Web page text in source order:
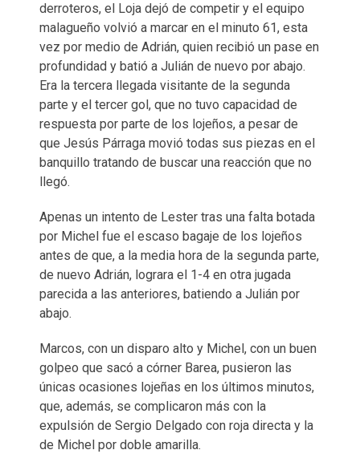
derroteros, el Loja dejó de competir y el equipo
malagueño volvió a marcar en el minuto 61, esta
vez por medio de Adrián, quien recibió un pase en
profundidad y batió a Julián de nuevo por abajo.
Era la tercera llegada visitante de la segunda
parte y el tercer gol, que no tuvo capacidad de
respuesta por parte de los lojeños, a pesar de
que Jesús Párraga movió todas sus piezas en el
banquillo tratando de buscar una reacción que no
llegó.
Apenas un intento de Lester tras una falta botada
por Michel fue el escaso bagaje de los lojeños
antes de que, a la media hora de la segunda parte,
de nuevo Adrián, lograra el 1-4 en otra jugada
parecida a las anteriores, batiendo a Julián por
abajo.
Marcos, con un disparo alto y Michel, con un buen
golpeo que sacó a córner Barea, pusieron las
únicas ocasiones lojeñas en los últimos minutos,
que, además, se complicaron más con la
expulsión de Sergio Delgado con roja directa y la
de Michel por doble amarilla.